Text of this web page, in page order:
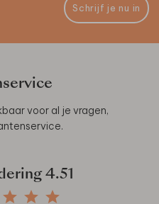
Schrijf je nu in
voor al je vragen,
.
4.51